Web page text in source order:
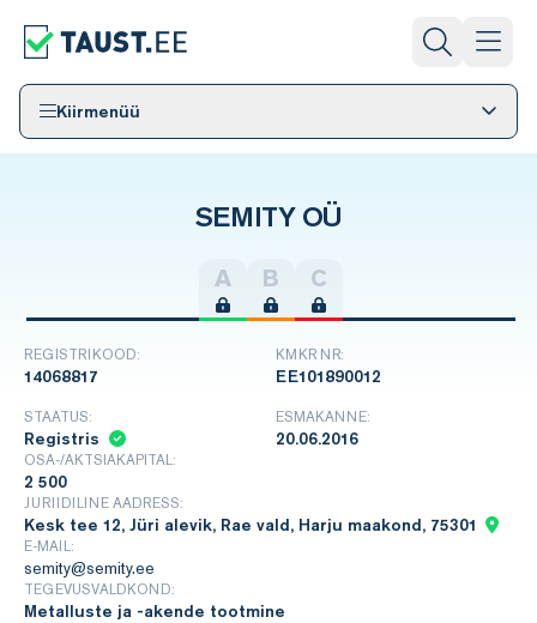
Kiirmenüü
SEMITY OÜ
A B C
REGISTRIKOOD:
14068817
KMKR NR:
EE101890012
STAATUS:
Registris
ESMAKANNE:
20.06.2016
OSA-/AKTSIAKAPITAL:
2 500
JURIIDILINE AADRESS:
Kesk tee 12, Jüri alevik, Rae vald, Harju maakond, 75301
E-MAIL:
semity@semity.ee
TEGEVUSVALDKOND:
Metalluste ja -akende tootmine